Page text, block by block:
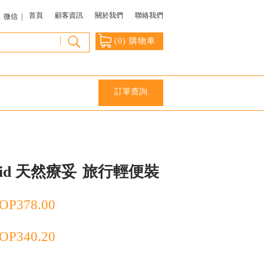
微信 | 首頁 顧客資訊 關於我們 聯絡我們
(0) 購物車
|
訂單查詢
天然療妥 旅行輕便裝
378.00
340.20